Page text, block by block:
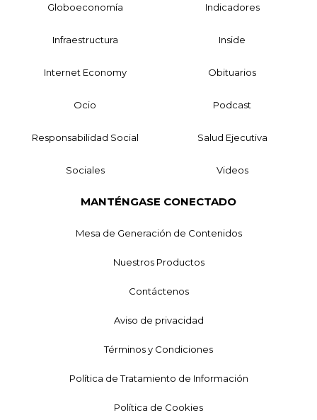
Globoeconomía Indicadores
Infraestructura Inside
Internet Economy Obituarios
Ocio Podcast
Responsabilidad Social Salud Ejecutiva
Sociales Videos
MANTÉNGASE CONECTADO
Mesa de Generación de Contenidos
Nuestros Productos
Contáctenos
Aviso de privacidad
Términos y Condiciones
Política de Tratamiento de Información
Política de Cookies